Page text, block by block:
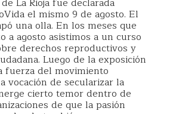
el mismo 9 de agosto. El
una olla. En los meses que
a agosto asistimos a un curso
derechos reproductivos y
Luego de la exposición
fuerza del movimiento
vocación de secularizar la
cierto temor dentro de
de que la pasión